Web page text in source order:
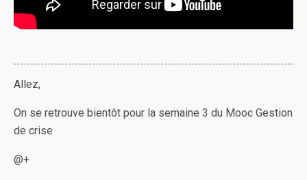
Allez,
On se retrouve bientôt pour la semaine 3 du Mooc Gestion
de crise
@+